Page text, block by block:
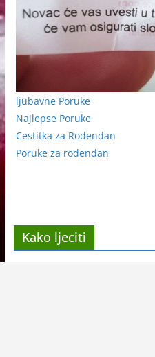
ljubavne Poruke
Najlepse Poruke
Cestitka za Rodendan
Poruke za rodendan
Kako ljeciti